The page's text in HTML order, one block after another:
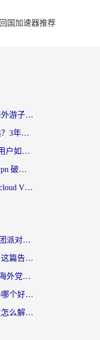
回国加速器推荐
一键回国免费加速器，海外游子的数字归乡路
海外转国内加速器怎么选？3年海外党亲测指南，无缝刷剧玩游戏不再难
破解VPN PC限制：海外用户如何选择回国加速器实现无缝访问国内资源
海外党必看：别再纠结“vpn 破解”，这样选回国加速器才能真正无缝访问国内资源
Malus VPN好用吗？和o3cloud VPN对比哪个回国效果更好？
海外玩《Dream！少女乐团派对！》总卡顿？加速器到底能不能用？一篇指南解决你的国服游戏难题
海外玩地铁逃生总卡顿？这篇告诉你玩地铁逃生用什么加速器好,比较好
打lol用什么加速器最好? 海外党亲测3年的国服游戏加速终极攻略
境外打新笑傲江湖加速器哪个好？海外玩家国服畅玩全攻略（附实测推荐）
画狐海外服务器链接失败怎么解决？海外玩家国服游戏加速器终极指南